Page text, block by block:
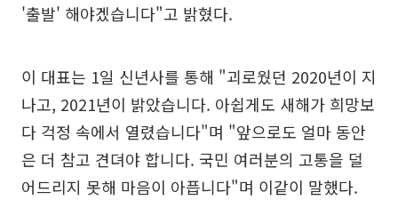
'출발' 해야겠습니다"고 밝혔다.
이 대표는 1일 신년사를 통해 "괴로웠던 2020년이 지
나고, 2021년이 밝았습니다. 아쉽게도 새해가 희망보
다 걱정 속에서 열렸습니다"며 "앞으로도 얼마 동안
은 더 참고 견뎌야 합니다. 국민 여러분의 고통을 덜
어드리지 못해 마음이 아픕니다"며 이같이 말했다.